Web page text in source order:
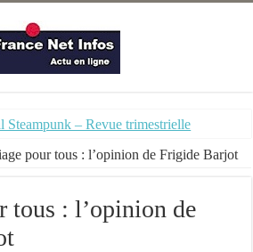
– Revue trimestrielle
pour tous : l’opinion de Frigide Barjot
tous : l’opinion de